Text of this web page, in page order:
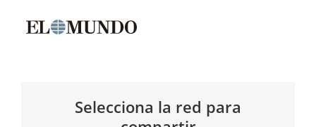
Selecciona la red para